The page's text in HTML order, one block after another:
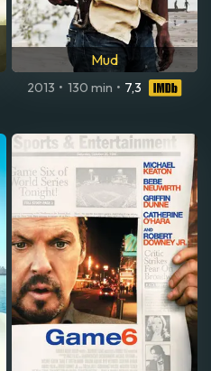
Mud
2013 • 130 min • 7,3